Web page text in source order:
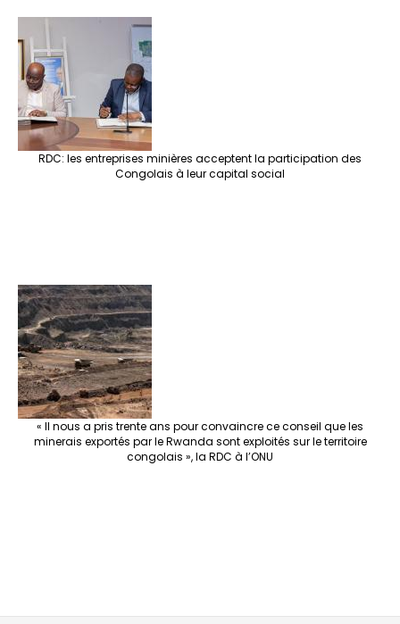
RDC: les entreprises minières acceptent la participation des
Congolais à leur capital social
« Il nous a pris trente ans pour convaincre ce conseil que les
minerais exportés par le Rwanda sont exploités sur le territoire
congolais », la RDC à l’ONU